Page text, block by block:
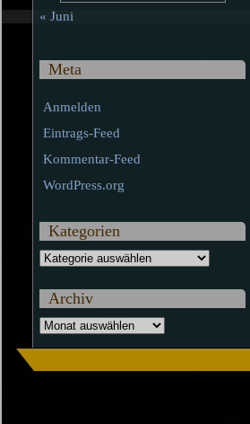
« Juni
Meta
Anmelden
Eintrags-Feed
Kommentar-Feed
WordPress.org
Kategorien
Kategorien
Archiv
Archiv